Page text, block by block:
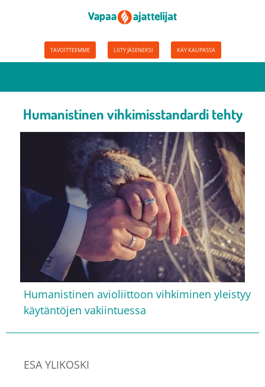
TAVOITTEEMME LIITY JÄSENEKSI KÄY KAUPASSA
Humanistinen vihkimisstandardi tehty
Humanistinen avioliittoon vihkiminen yleistyy
käytäntöjen vakiintuessa
ESA YLIKOSKI